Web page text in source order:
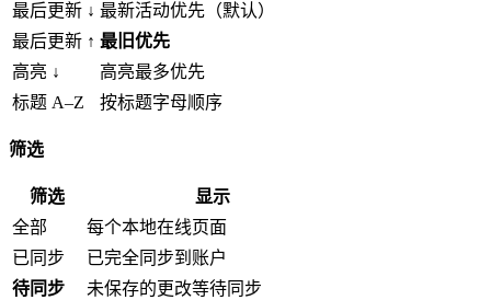
最后更新 ↓ 最新活动优先（默认）
最后更新 ↑ 最旧优先
高亮 ↓
高亮最多优先
标题 A–Z
按标题字母顺序
筛选
筛选
显示
全部
每个本地在线页面
已同步
已完全同步到账户
待同步
未保存的更改等待同步